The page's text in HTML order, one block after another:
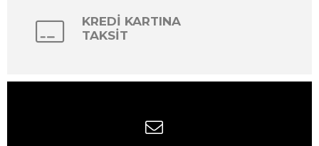
KREDİ KARTINA
TAKSİT